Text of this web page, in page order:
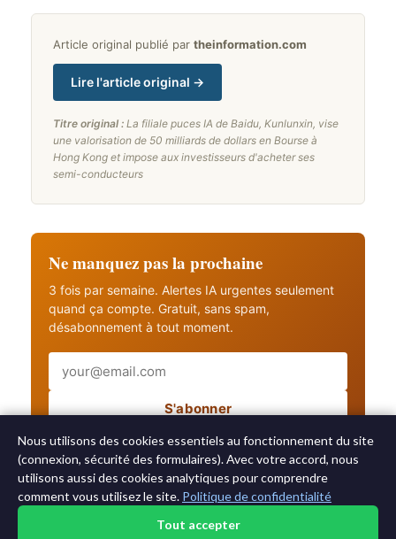
Article original publié par theinformation.com
Lire l'article original →
Titre original : La filiale puces IA de Baidu, Kunlunxin, vise
une valorisation de 50 milliards de dollars en Bourse à
Hong Kong et impose aux investisseurs d'acheter ses
semi-conducteurs
Ne manquez pas la prochaine
3 fois par semaine. Alertes IA urgentes seulement
quand ça compte. Gratuit, sans spam,
désabonnement à tout moment.
Email S'abonner
Recevez aussi les alertes IA urgentes
Nous utilisons des cookies essentiels au fonctionnement du site
(connexion, sécurité des formulaires). Avec votre accord, nous
utilisons aussi des cookies analytiques pour comprendre
comment vous utilisez le site. Politique de confidentialité
Tout accepter